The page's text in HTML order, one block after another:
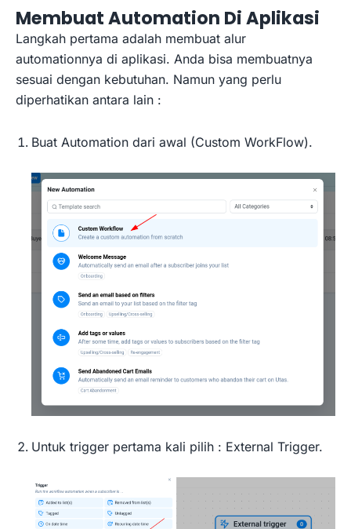
Membuat Automation Di Aplikasi
Langkah pertama adalah membuat alur
automationnya di aplikasi. Anda bisa membuatnya
sesuai dengan kebutuhan. Namun yang perlu
diperhatikan antara lain :
Buat Automation dari awal (Custom WorkFlow).
Untuk trigger pertama kali pilih : External Trigger.